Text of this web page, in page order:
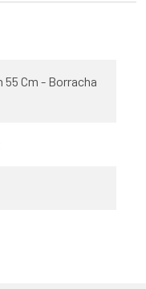
55 Cm - Borracha